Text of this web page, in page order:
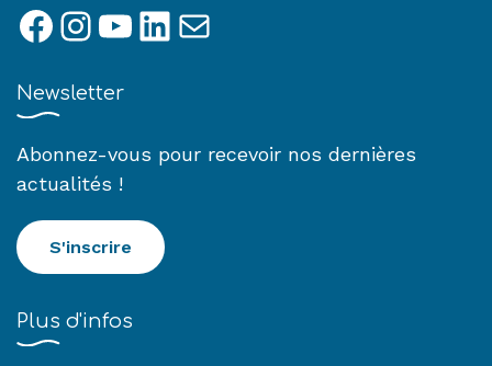
Facebook
Instagram
YouTube
LinkedIn
E-mail
Newsletter
Abonnez-vous pour recevoir nos dernières
actualités !
S'inscrire
Plus d'infos